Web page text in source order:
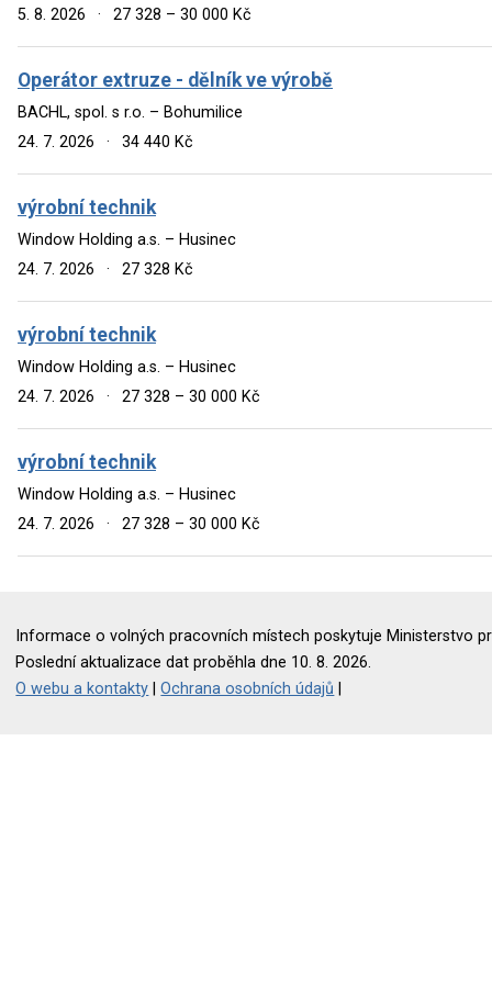
5. 8. 2026
· 27 328 – 30 000 Kč
Operátor extruze - dělník ve výrobě
BACHL, spol. s r.o. – Bohumilice
24. 7. 2026
· 34 440 Kč
výrobní technik
Window Holding a.s. – Husinec
24. 7. 2026
· 27 328 Kč
výrobní technik
Window Holding a.s. – Husinec
24. 7. 2026
· 27 328 – 30 000 Kč
výrobní technik
Window Holding a.s. – Husinec
24. 7. 2026
· 27 328 – 30 000 Kč
Informace o volných pracovních místech poskytuje Ministerstvo
Poslední aktualizace dat proběhla dne 10. 8. 2026.
O webu a kontakty |Ochrana osobních údajů